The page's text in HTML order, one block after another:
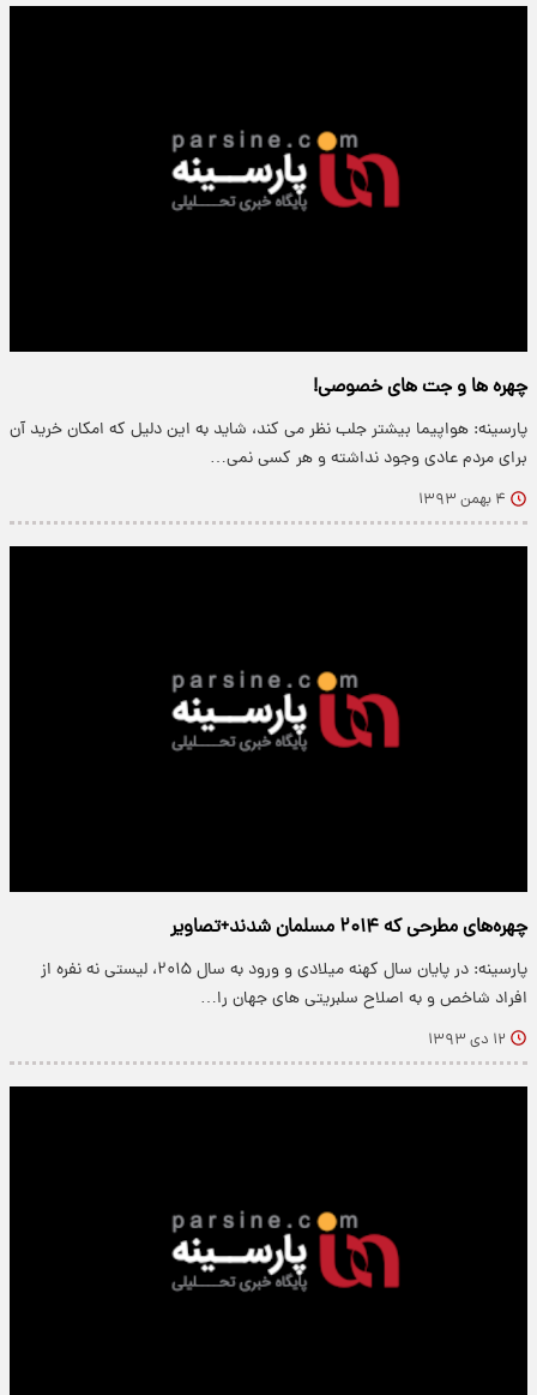
چهره ها و جت های خصوصی!
پارسینه: هواپیما بیشتر جلب نظر می کند، شاید به این دلیل که امکان خرید آن
برای مردم عادی وجود نداشته و هر کسی نمی…
۴ بهمن ۱۳۹۳
چهره‌های مطرحی که ۲۰۱۴ مسلمان شدند+تصاویر
پارسینه: در پایان سال کهنه میلادی و ورود به سال ۲۰۱۵، لیستی نه نفره از
افراد شاخص و به اصلاح سلبریتی های جهان را…
۱۲ دی ۱۳۹۳